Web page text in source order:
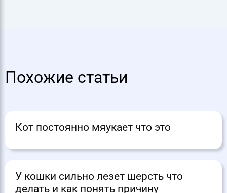
Похожие статьи
Кот постоянно мяукает что это
У кошки сильно лезет шерсть что
делать и как понять причину